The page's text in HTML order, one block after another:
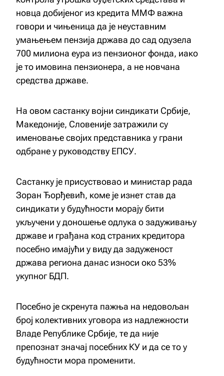
новца добијеног из кредита ММФ важна
говори и чињеница да је неуставним
умањењем пензија држава до сад одузела
700 милиона еура из пензионог фонда, иако
је то имовина пензионера, а не новчана
средства државе.
На овом састанку војни синдикати Србије,
Македоније, Словеније затражили су
именовање својих представника у грани
одбране у руководству ЕПСУ.
Састанку је присуствовао и министар рада
Зоран Ђорђевић, коме је изнет став да
синдикати у будућности морају бити
укључени у доношење одлука о задуживању
државе и грађана код страних кредитора
посебно имајући у виду да задуженост
држава региона данас износи око 53%
укупног БДП.
Посебно је скренута пажња на недовољан
број колективних уговора из надлежности
Владе Републике Србије, те да није
препознат значај посебних КУ и да се то у
будућности мора променити.